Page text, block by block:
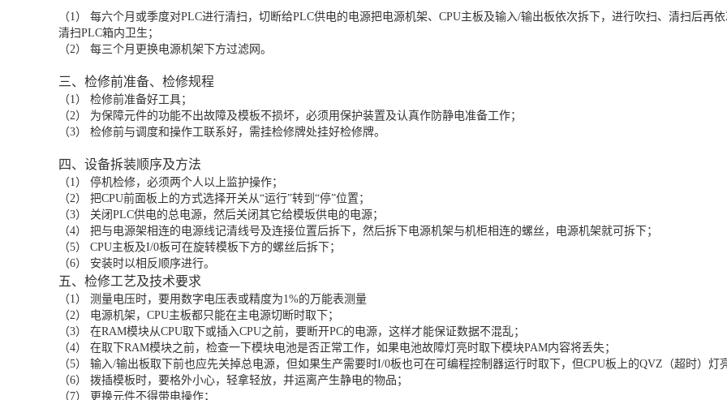
（1） 每六个月或季度对PLC进行清扫，切断给PLC供电的电源把电源机架、CPU主板及输入/输出板依次拆下，进行吹扫、清扫后再
清扫PLC箱内卫生；
（2） 每三个月更换电源机架下方过滤网。
三、检修前准备、检修规程
（1） 检修前准备好工具；
（2） 为保障元件的功能不出故障及模板不损坏，必须用保护装置及认真作防静电准备工作；
（3） 检修前与调度和操作工联系好，需挂检修牌处挂好检修牌。
四、设备拆装顺序及方法
（1） 停机检修，必须两个人以上监护操作；
（2） 把CPU前面板上的方式选择开关从“运行”转到“停”位置；
（3） 关闭PLC供电的总电源，然后关闭其它给模坂供电的电源；
（4） 把与电源架相连的电源线记清线号及连接位置后拆下，然后拆下电源机架与机柜相连的螺丝，电源机架就可拆下；
（5） CPU主板及I/0板可在旋转模板下方的螺丝后拆下；
（6） 安装时以相反顺序进行。
五、检修工艺及技术要求
（1） 测量电压时，要用数字电压表或精度为1%的万能表测量
（2） 电源机架，CPU主板都只能在主电源切断时取下；
（3） 在RAM模块从CPU取下或插入CPU之前，要断开PC的电源，这样才能保证数据不混乱；
（4） 在取下RAM模块之前，检查一下模块电池是否正常工作，如果电池故障灯亮时取下模块PAM内容将丢失；
（5） 输入/输出板取下前也应先关掉总电源，但如果生产需要时I/0板也可在可编程控制器运行时取下，但CPU板上的QVZ（超时）灯
（6） 拨插模板时，要格外小心，轻拿轻放，并运离产生静电的物品；
（7） 更换元件不得带电操作；